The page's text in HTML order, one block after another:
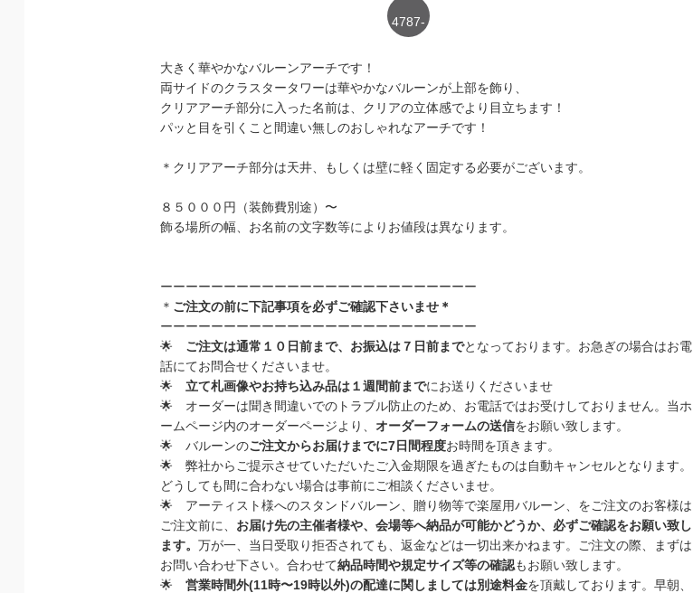
4787-
5
大きく華やかなバルーンアーチです！
両サイドのクラスタータワーは華やかなバルーンが上部を飾り、
クリアアーチ部分に入った名前は、クリアの立体感でより目立ちます！
パッと目を引くこと間違い無しのおしゃれなアーチです！
＊クリアアーチ部分は天井、もしくは壁に軽く固定する必要がございます。
８５０００円（装飾費別途）〜
飾る場所の幅、お名前の文字数等によりお値段は異なります。
ーーーーーーーーーーーーーーーーーーーーーーーーー
＊ ご注文の前に下記事項を必ずご確認下さいませ＊
ーーーーーーーーーーーーーーーーーーーーーーーーー
🌟
ご注文は通常１０日前まで、お振込は７日前までと なっております。お急ぎの場合はお電
話にてお問合せくださいませ。
🌟
立て札画像やお持ち込み品は１週間前までにお送りくださいませ
🌟 オーダーは聞き間違いでのトラブル防止のため、お電話ではお受けしておりません。 当ホ
ームページ内のオーダーページより、オーダーフォームの送信をお願い致します。
🌟 バルーンのご注文からお届けまでに7日間程度お時間を頂きます。
🌟 弊社からご提示させていただいた ご入金期限を過ぎたものは自動キャンセルとなります。
どうしても間に合わない場合は事前にご相談くださいませ。
🌟 アーティスト様へのスタンドバルーン、贈り物等で楽屋用バルーン、をご注文のお客様は
ご注文前に、 お届け先の主催者様や、会場等へ納品が可能かどうか、必ずご確認をお願い致し
ます。万が一、当日受取り拒否されても、返金などは一切出来かねます。
ご注文の際、まずは
お問い合わせ下さい。合わせて納品時間や規定サイズ等の確認もお願い致します。
🌟
営業時間外(11時〜19時以外)の配達に関しましては別途料金を頂戴しております。早朝、